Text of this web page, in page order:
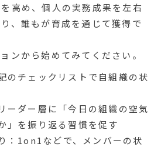
高め、個人の実務成果を左右
、誰もが育成を通じて獲得で
ンから始めてみてください。
のチェックリストで自組織の状
ーダー層に「今日の組織の空気
」を振り返る習慣を促す
：1on1などで、メンバーの状